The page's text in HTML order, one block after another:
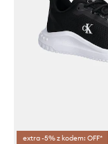
extra -5% z kodem: OFF*